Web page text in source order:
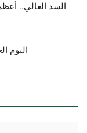
السد العالي..
اليوم